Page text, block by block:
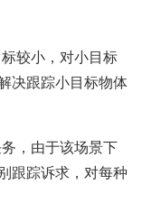
较小，对小目标
决跟踪小目标物体
，由于该场景下
跟踪诉求，对每种